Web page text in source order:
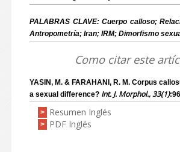
PALABRAS CLAVE: Cuerpo calloso;
Antropometría; Iran; IRM; Dimorfismo
Como citar este
YASIN, M. & FARAHANI, R. M. Corpus
a sexual difference? Int. J. Morphol., 33(1)
> Resumen Inglés
> PDF Inglés